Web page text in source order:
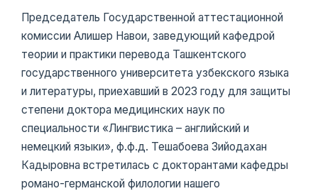
Председатель Государственной аттестационной
комиссии Алишер Навои, заведующий кафедрой
теории и практики перевода Ташкентского
государственного университета узбекского языка
и литературы, приехавший в 2023 году для защиты
степени доктора медицинских наук по
специальности «Лингвистика – английский и
немецкий языки», ф.ф.д. Тешабоева Зийодахан
Кадыровна встретилась с докторантами кафедры
романо-германской филологии нашего